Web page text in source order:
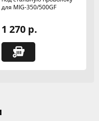
для MIG-350/500GF
1 270 р.